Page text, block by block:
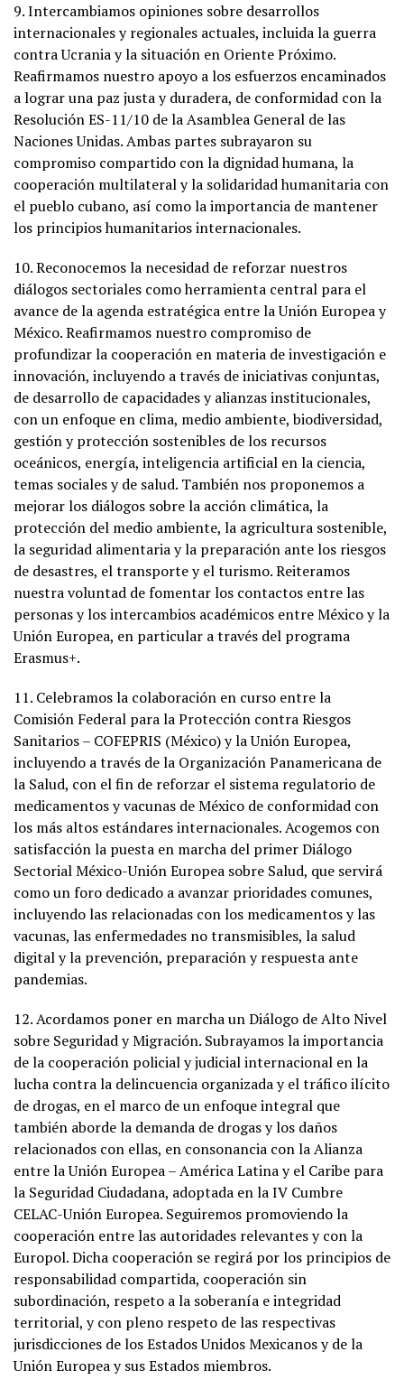
9. Intercambiamos opiniones sobre desarrollos
internacionales y regionales actuales, incluida la guerra
contra Ucrania y la situación en Oriente Próximo.
Reafirmamos nuestro apoyo a los esfuerzos encaminados
a lograr una paz justa y duradera, de conformidad con la
Resolución ES-11/10 de la Asamblea General de las
Naciones Unidas. Ambas partes subrayaron su
compromiso compartido con la dignidad humana, la
cooperación multilateral y la solidaridad humanitaria con
el pueblo cubano, así como la importancia de mantener
los principios humanitarios internacionales.
10. Reconocemos la necesidad de reforzar nuestros
diálogos sectoriales como herramienta central para el
avance de la agenda estratégica entre la Unión Europea y
México. Reafirmamos nuestro compromiso de
profundizar la cooperación en materia de investigación e
innovación, incluyendo a través de iniciativas conjuntas,
de desarrollo de capacidades y alianzas institucionales,
con un enfoque en clima, medio ambiente, biodiversidad,
gestión y protección sostenibles de los recursos
oceánicos, energía, inteligencia artificial en la ciencia,
temas sociales y de salud. También nos proponemos a
mejorar los diálogos sobre la acción climática, la
protección del medio ambiente, la agricultura sostenible,
la seguridad alimentaria y la preparación ante los riesgos
de desastres, el transporte y el turismo. Reiteramos
nuestra voluntad de fomentar los contactos entre las
personas y los intercambios académicos entre México y la
Unión Europea, en particular a través del programa
Erasmus+.
11. Celebramos la colaboración en curso entre la
Comisión Federal para la Protección contra Riesgos
Sanitarios – COFEPRIS (México) y la Unión Europea,
incluyendo a través de la Organización Panamericana de
la Salud, con el fin de reforzar el sistema regulatorio de
medicamentos y vacunas de México de conformidad con
los más altos estándares internacionales. Acogemos con
satisfacción la puesta en marcha del primer Diálogo
Sectorial México-Unión Europea sobre Salud, que servirá
como un foro dedicado a avanzar prioridades comunes,
incluyendo las relacionadas con los medicamentos y las
vacunas, las enfermedades no transmisibles, la salud
digital y la prevención, preparación y respuesta ante
pandemias.
12. Acordamos poner en marcha un Diálogo de Alto Nivel
sobre Seguridad y Migración. Subrayamos la importancia
de la cooperación policial y judicial internacional en la
lucha contra la delincuencia organizada y el tráfico ilícito
de drogas, en el marco de un enfoque integral que
también aborde la demanda de drogas y los daños
relacionados con ellas, en consonancia con la Alianza
entre la Unión Europea – América Latina y el Caribe para
la Seguridad Ciudadana, adoptada en la IV Cumbre
CELAC-Unión Europea. Seguiremos promoviendo la
cooperación entre las autoridades relevantes y con la
Europol. Dicha cooperación se regirá por los principios de
responsabilidad compartida, cooperación sin
subordinación, respeto a la soberanía e integridad
territorial, y con pleno respeto de las respectivas
jurisdicciones de los Estados Unidos Mexicanos y de la
Unión Europea y sus Estados miembros.